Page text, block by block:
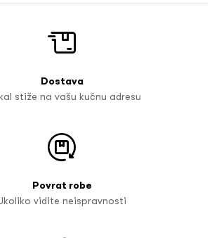
Dostava
stiže na vašu kućnu adresu
Povrat robe
vidite neispravnosti